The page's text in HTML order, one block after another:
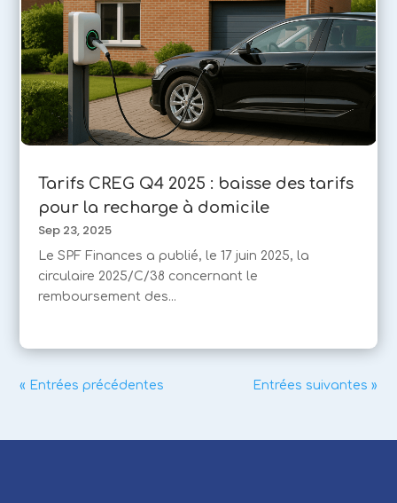
Tarifs CREG Q4 2025 : baisse des tarifs
pour la recharge à domicile
Sep 23, 2025
Le SPF Finances a publié, le 17 juin 2025, la
circulaire 2025/C/38 concernant le
remboursement des...
« Entrées précédentes Entrées suivantes »